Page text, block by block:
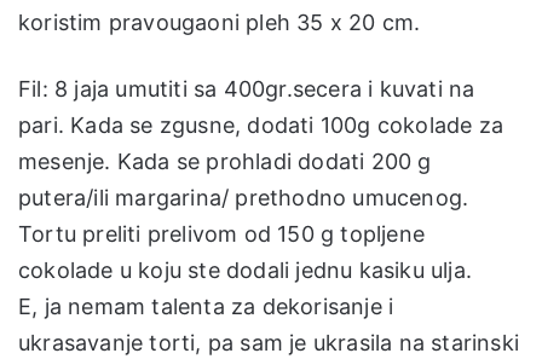
koristim pravougaoni pleh 35 x 20 cm.
Fil: 8 jaja umutiti sa 400gr.secera i kuvati na
pari. Kada se zgusne, dodati 100g cokolade za
mesenje. Kada se prohladi dodati 200 g
putera/ili margarina/ prethodno umucenog.
Tortu preliti prelivom od 150 g topljene
cokolade u koju ste dodali jednu kasiku ulja.
E, ja nemam talenta za dekorisanje i
ukrasavanje torti, pa sam je ukrasila na starinski